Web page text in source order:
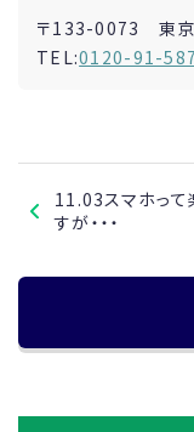
〒133-0073 東京
TEL:0120-91-
11.03スマホって
すが・・・